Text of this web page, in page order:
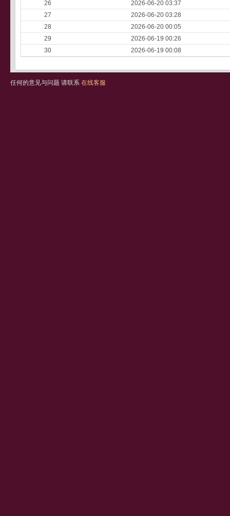
26
2026-06-20 03:37
27
2026-06-20 03:28
28
2026-06-20 00:05
29
2026-06-19 00:26
30
2026-06-19 00:08
任何的意见与问题 请联系 在线客服